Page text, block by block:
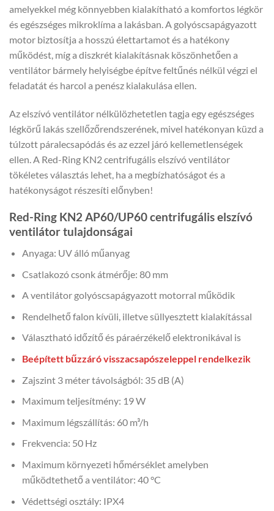
amelyekkel még könnyebben kialakítható a komfortos légkör
és egészséges mikroklíma a lakásban. A golyóscsapágyazott
motor biztosítja a hosszú élettartamot és a hatékony
működést, míg a diszkrét kialakításnak köszönhetően a
ventilátor bármely helyiségbe építve feltűnés nélkül végzi el
feladatát és harcol a penész kialakulása ellen.
Az elszívó ventilátor nélkülözhetetlen tagja egy egészséges
légkörű lakás szellőzőrendszerének, mivel hatékonyan küzd a
túlzott páralecsapódás és az ezzel járó kellemetlenségek
ellen. A Red-Ring KN2 centrifugális elszívó ventilátor
tökéletes választás lehet, ha a megbízhatóságot és a
hatékonyságot részesíti előnyben!
Red-Ring KN2 AP60/UP60 centrifugális elszívó
ventilátor tulajdonságai
Anyaga: UV álló műanyag
Csatlakozó csonk átmérője: 80 mm
A ventilátor golyóscsapágyazott motorral működik
Rendelhető falon kívüli, illetve süllyesztett kialakítással
Választható időzítő és páraérzékelő elektronikával is
Beépített bűzzáró visszacsapószeleppel rendelkezik
Zajszint 3 méter távolságból: 35 dB (A)
Maximum teljesítmény: 19 W
Maximum légszállítás: 60 m³/h
Frekvencia: 50 Hz
Maximum környezeti hőmérséklet amelyben
működtethető a ventilátor: 40 °C
Védettségi osztály: IPX4